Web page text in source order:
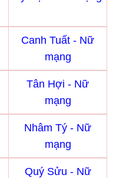
Canh Tuất - Nữ
mạng
Tân Hợi - Nữ
mạng
Nhâm Tý - Nữ
mạng
Quý Sửu - Nữ